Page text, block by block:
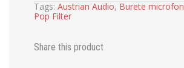
Tags: Austrian Audio, Burete microfon
Pop Filter
Share this product